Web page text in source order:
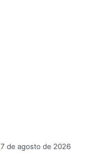
7 de agosto de 2026